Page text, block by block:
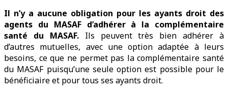
Il n’y a aucune obligation pour les ayants droit des
agents du MASAF d’adhérer à la complémentaire
santé du MASAF. Ils peuvent très bien adhérer à
d’autres mutuelles, avec une option adaptée à leurs
besoins, ce que ne permet pas la complémentaire santé
du MASAF puisqu’une seule option est possible pour le
bénéficiaire et pour tous ses ayants droit.